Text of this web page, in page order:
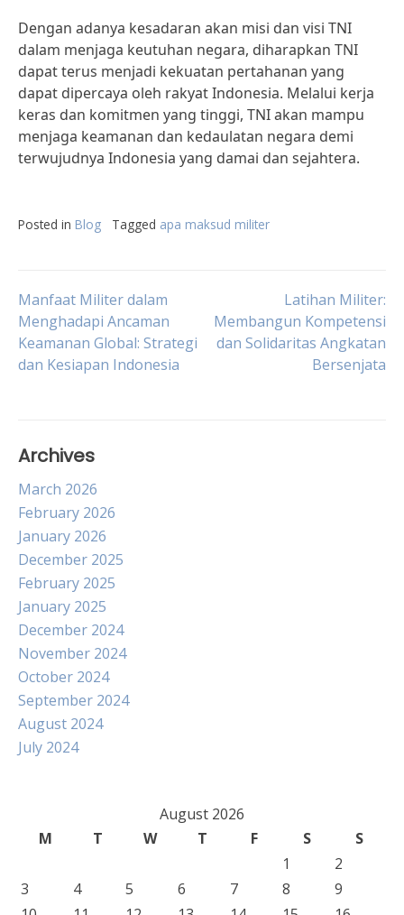
Dengan adanya kesadaran akan misi dan visi TNI
dalam menjaga keutuhan negara, diharapkan TNI
dapat terus menjadi kekuatan pertahanan yang
dapat dipercaya oleh rakyat Indonesia. Melalui kerja
keras dan komitmen yang tinggi, TNI akan mampu
menjaga keamanan dan kedaulatan negara demi
terwujudnya Indonesia yang damai dan sejahtera.
Posted in Blog Tagged apa maksud militer
Post
navigation
Manfaat Militer dalam
Menghadapi Ancaman
Keamanan Global: Strategi
dan Kesiapan Indonesia
Latihan Militer:
Membangun Kompetensi
dan Solidaritas Angkatan
Bersenjata
Archives
March 2026
February 2026
January 2026
December 2025
February 2025
January 2025
December 2024
November 2024
October 2024
September 2024
August 2024
July 2024
August 2026
M
T W T F S
S
1
2
3
4 5 6 7 8
9